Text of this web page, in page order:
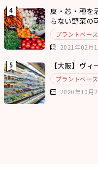
皮・芯・種を
らない野菜の
プラントベー
2021年02月
【大阪】ヴ
プラントベー
2020年10月